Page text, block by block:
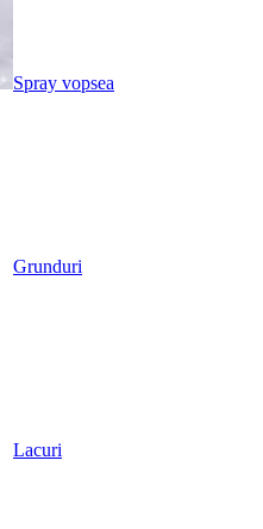
Spray vopsea
Grunduri
Lacuri